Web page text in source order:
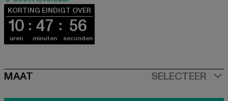
KORTING EINDIGT OVER
10
uren
47
minuten
56
seconden
SIZE
MAAT SELECTEER